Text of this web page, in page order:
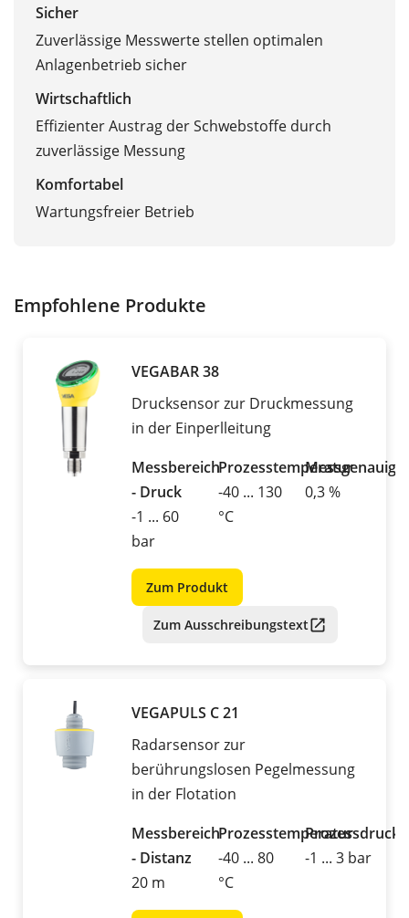
Sicher
Zuverlässige Messwerte stellen optimalen
Anlagenbetrieb sicher
Wirtschaftlich
Effizienter Austrag der Schwebstoffe durch
zuverlässige Messung
Komfortabel
Wartungsfreier Betrieb
Empfohlene Produkte
VEGABAR 38
Drucksensor zur Druckmessung
in der Einperlleitung
Messbereich
- Druck
-1 ... 60
bar
Prozesstemperatur
-40 ... 130
°C
0,3 %
Zum Produkt
Zum Ausschreibungstext
VEGAPULS C 21
Radarsensor zur
berührungslosen Pegelmessung
in der Flotation
Messbereich
- Distanz
20 m
Prozesstemperatur
-40 ... 80
°C
Prozessdruck
-1 ... 3 bar